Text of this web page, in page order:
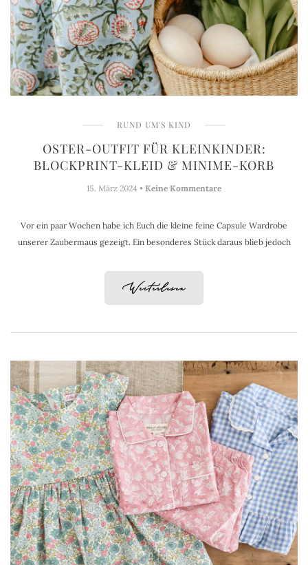
RUND UM'S KIND
OSTER-OUTFIT FÜR KLEINKINDER:
BLOCKPRINT-KLEID & MINIME-KORB
15. März 2024 • Keine Kommentare
Vor ein paar Wochen habe ich Euch die kleine feine Capsule Wardrobe
unserer Zaubermaus gezeigt. Ein besonderes Stück daraus blieb jedoch
Weiterlesen